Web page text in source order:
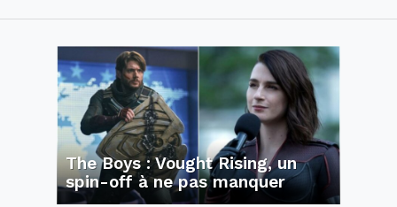
The Boys : Vought Rising, un
spin-off à ne pas manquer